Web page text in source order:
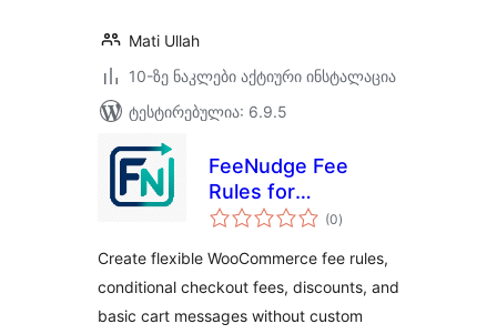
Mati Ullah
10-ზე ნაკლები აქტიური ინსტალაცია
ტესტირებულია: 6.9.5
FeeNudge Fee
Rules for
WooCommerce
(0საერთო
რეიტინგი
)
Create flexible WooCommerce fee rules,
conditional checkout fees, discounts, and
basic cart messages without custom